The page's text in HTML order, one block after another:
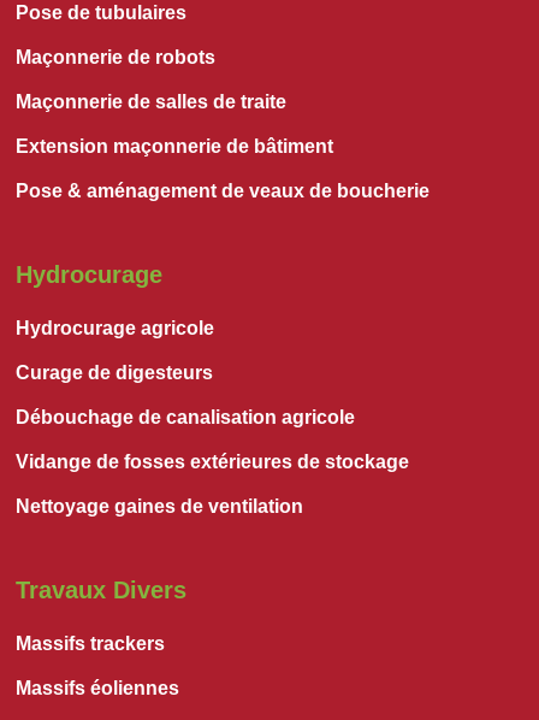
Pose de tubulaires
Maçonnerie de robots
Maçonnerie de salles de traite
Extension maçonnerie de bâtiment
Pose & aménagement de veaux de boucherie
Hydrocurage
Hydrocurage agricole
Curage de digesteurs
Débouchage de canalisation agricole
Vidange de fosses extérieures de stockage
Nettoyage gaines de ventilation
Travaux Divers
Massifs trackers
Massifs éoliennes